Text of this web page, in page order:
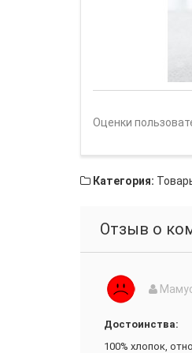
Оценки
Категория:
Отзыв о
Достоинства:
100% хлопок,